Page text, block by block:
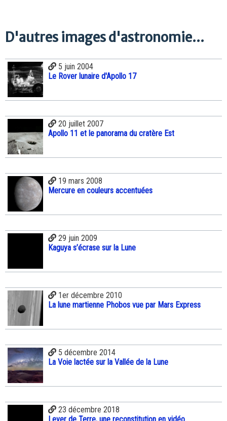
D'autres images d'astronomie...
5 juin 2004
Le Rover lunaire d'Apollo 17
20 juillet 2007
Apollo 11 et le panorama du cratère Est
19 mars 2008
Mercure en couleurs accentuées
29 juin 2009
Kaguya s’écrase sur la Lune
1er décembre 2010
La lune martienne Phobos vue par Mars Express
5 décembre 2014
La Voie lactée sur la Vallée de la Lune
23 décembre 2018